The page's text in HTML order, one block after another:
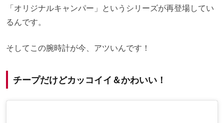
「オリジナルキャンパー」というシリーズが再登場してい
るんです。
そしてこの腕時計が今、アツいんです！
チープだけどカッコイイ＆かわいい！